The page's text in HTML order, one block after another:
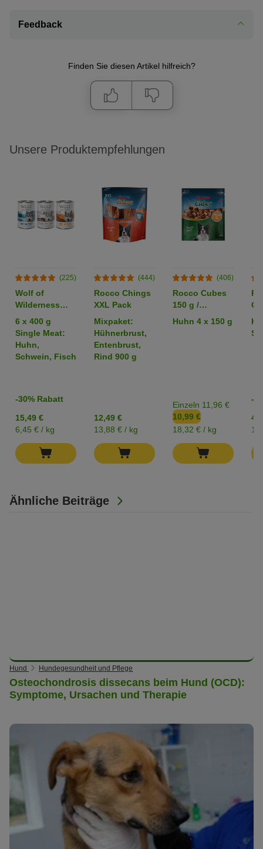
Feedback
Finden Sie diesen Artikel hilfreich?
Ähnliche Beiträge
Hund Hundegesundheit und Pflege
Osteochondrosis dissecans beim Hund (OCD):
Symptome, Ursachen und Therapie
Unsere Produktempfehlungen
(225)
Wolf of
Wilderness
Adult -
Mixpaket
6 x 400 g
Single Meat:
Huhn,
Schwein, Fisch
-30% Rabatt
15,49 €
6,45 € / kg
(444)
Rocco Chings
XXL Pack
Mixpaket:
Hühnerbrust,
Entenbrust,
Rind 900 g
12,49 €
13,88 € / kg
(406)
Rocco Cubes
150 g /
Sparpaket %
Huhn 4 x 150 g
Einzeln 11,96 €
10,99 €
18,32 € / kg
-